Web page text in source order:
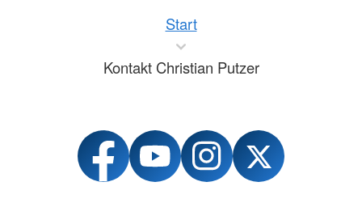
Start
Kontakt Christian Putzer